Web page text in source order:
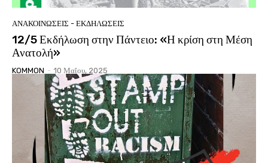
ΑΝΑΚΟΙΝΩΣΕΙΣ - ΕΚΔΗΛΩΣΕΙΣ
12/5 Εκδήλωση στην Πάντειο: «Η κρίση στη Μέση
Ανατολή»
KOMMON - 10 Μαΐου, 2025